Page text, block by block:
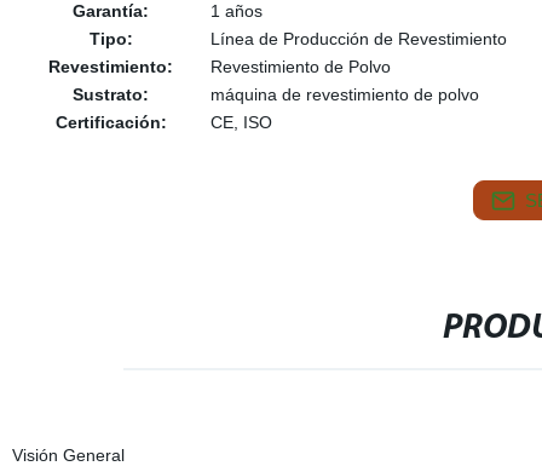
Garantía:
1 años
Tipo:
Línea de Producción de Revestimiento
Revestimiento:
Revestimiento de Polvo
Sustrato:
máquina de revestimiento de polvo
Certificación:
CE, ISO
Visión General